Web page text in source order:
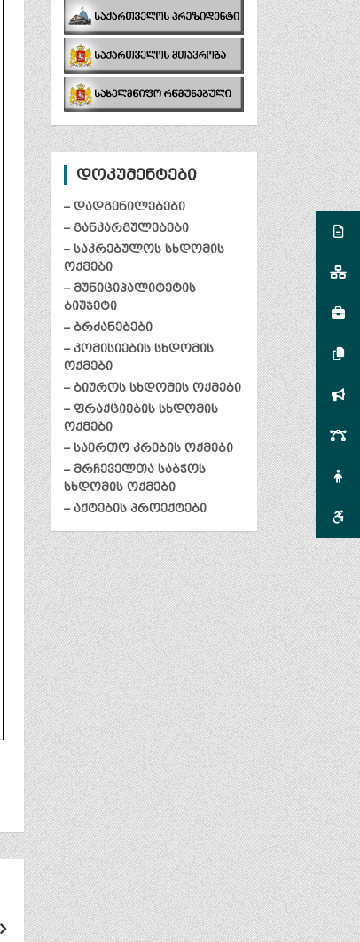
დოკუმენტები
– დადგენილებები
– განკარგულებები
– საკრებულოს სხდომის
ოქმები
– მუნიციპალიტეტის
ბიუჯეტი
– ბრძანებები
– კომისიების სხდომის
ოქმები
– ბიუროს სხდომის ოქმები
– ფრაქციების სხდომის
ოქმები
– საერთო კრების ოქმები
– მრჩეველთა საბჭოს
სხდომის ოქმები
– აქტების პროექტები